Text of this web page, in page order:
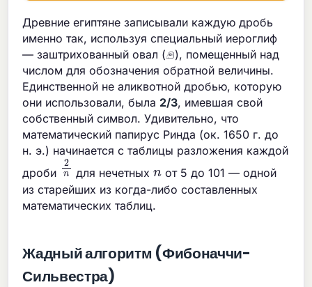
Древние египтяне записывали каждую дробь
именно так, используя специальный иероглиф
— заштрихованный овал (𓂉), помещенный над
числом для обозначения обратной величины.
Единственной не аликвотной дробью, которую
они использовали, была 2/3, имевшая свой
собственный символ. Удивительно, что
математический папирус Ринда (ок. 1650 г. до
н. э.) начинается с таблицы разложения каждой
дроби
2n
для нечетных nот 5 до 101 — одной
из старейших из когда-либо составленных
математических таблиц.
Жадный алгоритм (Фибоначчи-
Сильвестра)